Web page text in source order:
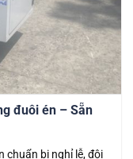
đuôi én – Sẵn
chuẩn bị nghỉ lễ, đội